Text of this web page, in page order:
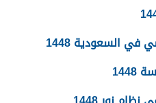
السعودية 1448